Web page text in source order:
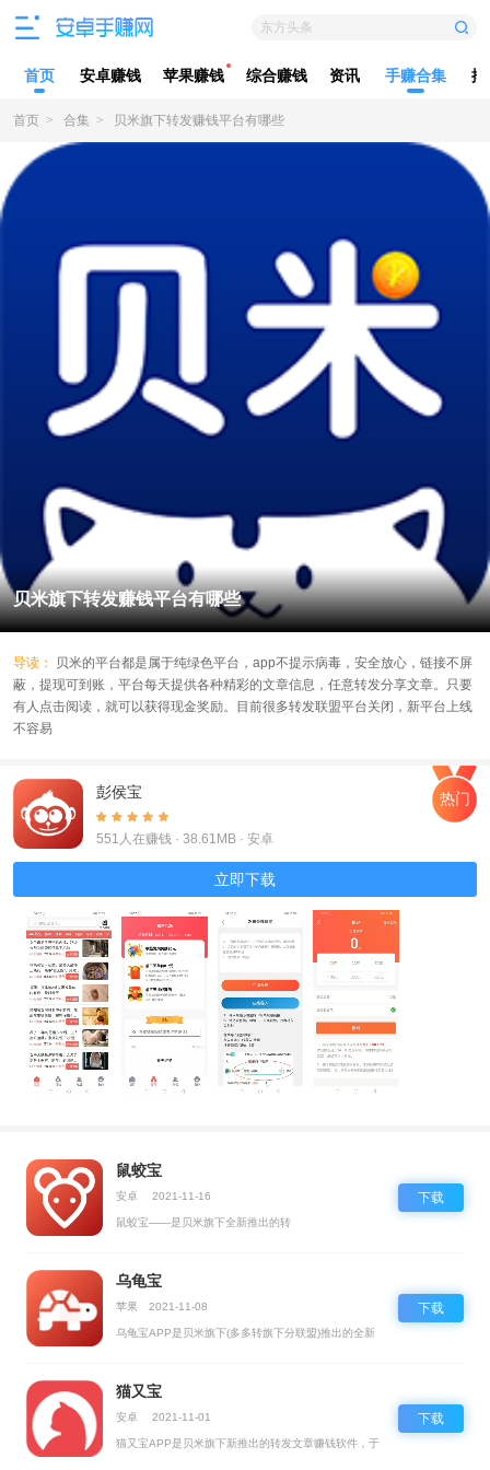
东方头条
首页 安卓赚钱 苹果赚钱 综合赚钱 资讯 手赚合集 排
首页 > 合集 > 贝米旗下转发赚钱平台有哪些
贝米旗下转发赚钱平台有哪些
导读：
贝米的平台都是属于纯绿色平台，app不提示病毒，安全放心，链接不屏
蔽，提现可到账，平台每天提供各种精彩的文章信息，任意转发分享文章。只要
有人点击阅读，就可以获得现金奖励。目前很多转发联盟平台关闭，新平台上线
不容易
热门
彭侯宝
551人在赚钱 · 38.61MB · 安卓
立即下载
鼠蛟宝
安卓 2021-11-16
鼠蛟宝——是贝米旗下全新推出的转
下载
乌龟宝
苹果 2021-11-08
乌龟宝APP是贝米旗下(多多转旗下分联盟)推出的全新
下载
猫又宝
安卓 2021-11-01
猫又宝APP是贝米旗下新推出的转发文章赚钱软件，于
下载